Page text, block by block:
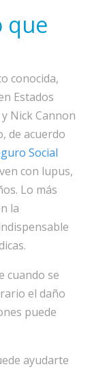
que
conocida,
Estados
Nick Cannon
de acuerdo
Social
con lupus,
Lo más
la
cuando se
el daño
puede
ayudarte